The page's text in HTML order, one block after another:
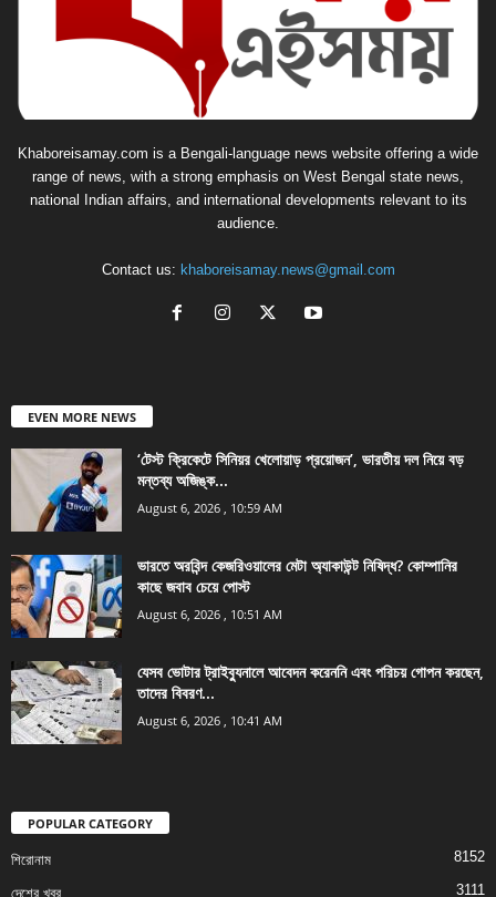
Khaboreisamay.com is a Bengali-language news website offering a wide
range of news, with a strong emphasis on West Bengal state news,
national Indian affairs, and international developments relevant to its
audience.
Contact us: khaboreisamay.news@gmail.com
EVEN MORE NEWS
‘টেস্ট ক্রিকেটে সিনিয়র খেলোয়াড় প্রয়োজন’, ভারতীয় দল নিয়ে বড়
মন্তব্য অজিঙ্ক...
August 6, 2026 , 10:59 AM
ভারতে অরবিন্দ কেজরিওয়ালের মেটা অ্যাকাউন্ট নিষিদ্ধ? কোম্পানির
কাছে জবাব চেয়ে পোস্ট
August 6, 2026 , 10:51 AM
যেসব ভোটার ট্রাইব্যুনালে আবেদন করেননি এবং পরিচয় গোপন করছেন,
তাদের বিবরণ...
August 6, 2026 , 10:41 AM
POPULAR CATEGORY
শিরোনাম 8152
দেশের খবর 3111